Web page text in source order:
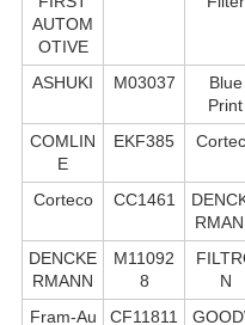
AUTOM
OTIVE
ASHUKI M03037
Blue
Print
COMLIN
E
EKF385
Corteco
CC1461
DENCKE
RMANN
M11092
8
N
Fram-Au CF11811